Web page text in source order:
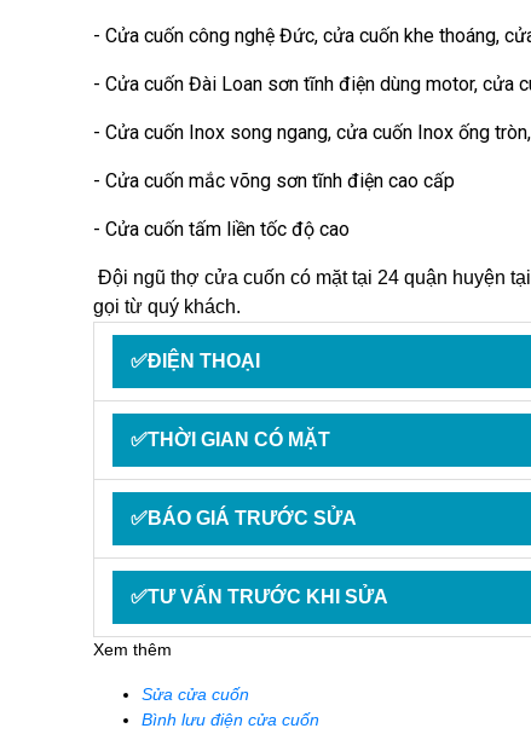
- Cửa cuốn công nghệ Đức, cửa cuốn khe thoáng,
- Cửa cuốn Đài Loan sơn tĩnh điện dùng motor, cửa
- Cửa cuốn Inox song ngang, cửa cuốn Inox ống
- Cửa cuốn mắc võng sơn tĩnh điện cao cấp
- Cửa cuốn tấm liền tốc độ cao
Đội ngũ thợ cửa cuốn có mặt tại 24 quận huyện
gọi từ quý khách.
✅ĐIỆN THOẠI
✅THỜI GIAN CÓ MẶT
✅BÁO GIÁ TRƯỚC SỬA
✅TƯ VẤN TRƯỚC KHI SỬA
Xem thêm
Sửa cửa cuốn
Bình lưu điện cửa cuốn